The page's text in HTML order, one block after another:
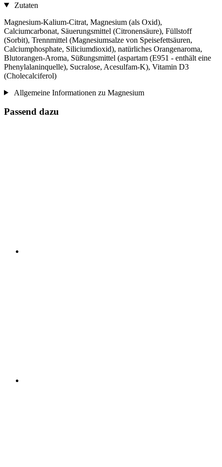
Zutaten
Magnesium-Kalium-Citrat, Magnesium (als Oxid),
Calciumcarbonat, Säuerungsmittel (Citronensäure), Füllstoff
(Sorbit), Trennmittel (Magnesiumsalze von Speisefettsäuren,
Calciumphosphate, Siliciumdioxid), natürliches Orangenaroma,
Blutorangen-Aroma, Süßungsmittel (aspartam (E951 - enthält eine
Phenylalaninquelle), Sucralose, Acesulfam-K), Vitamin D3
(Cholecalciferol)
Allgemeine Informationen zu Magnesium
Passend dazu